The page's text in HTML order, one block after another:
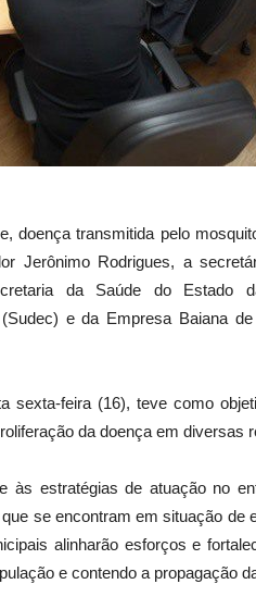
doença transmitida pelo
Jerônimo Rodrigues, a
da Saúde do Estado
e da Empresa Baiana
sexta-feira (16), teve como
da doença em diversas
às estratégias de atuação no
se encontram em situação de
alinharão esforços e
e contendo a propagação